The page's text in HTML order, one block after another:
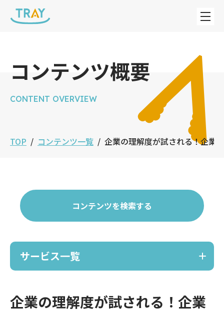
コンテンツ概要
CONTENT OVERVIEW
TOP コンテンツ一覧 企業の理解度が試される！企業
コンテンツを検索する
サービス一覧
企業の理解度が試される！企業